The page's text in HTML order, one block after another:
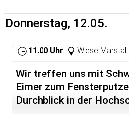
Naziregime erzählen.
Donnerstag, 12.05.
11.00 Uhr Wiese Marstall
Wir treffen uns mit
Eimer zum
Durchblick in der